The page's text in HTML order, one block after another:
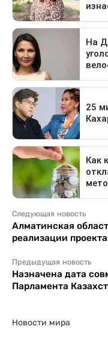
Следующая новость
Алматинская
реализации
Предыдущая новость
Назначена дата
Парламента
Новости мира